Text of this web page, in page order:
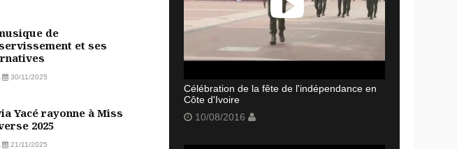
de
et ses
30/11/2025
Yacé rayonne à Miss
2025
21/11/2025
Célébration de la fête de l'indépendance en
Côte d'Ivoire
10/08/2016